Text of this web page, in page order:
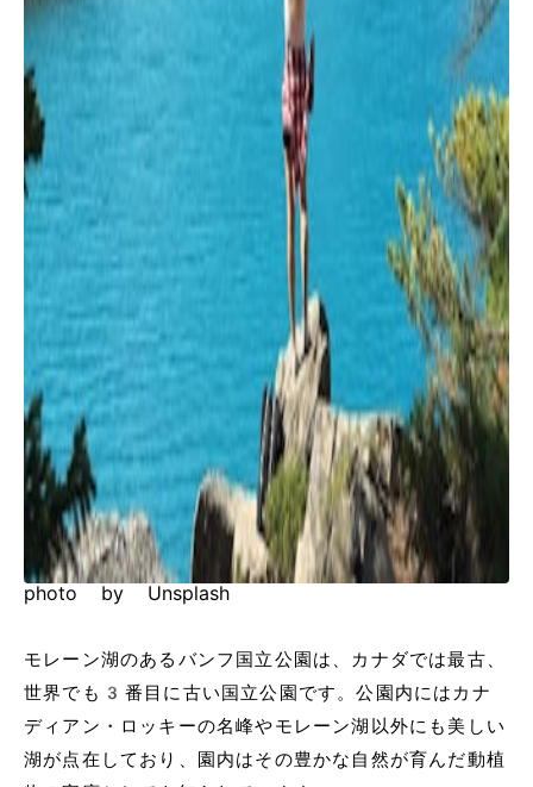
photo by Unsplash
モレーン湖のあるバンフ国立公園は、カナダでは最古、
世界でも3番目に古い国立公園です。公園内にはカナ
ディアン・ロッキーの名峰やモレーン湖以外にも美しい
湖が点在しており、園内はその豊かな自然が育んだ動植